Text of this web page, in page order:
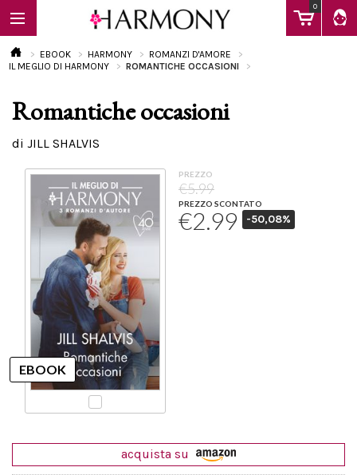
0
EBOOK
Calendario
EBOOK HARMONY
ROMANZI D'AMORE
IL MEGLIO DI HARMONY
ROMANTICHE OCCASIONI
Romantiche occasioni
di JILL SHALVIS
PREZZO
€5.99
PREZZO SCONTATO
€2.99 -50,08%
acquista su